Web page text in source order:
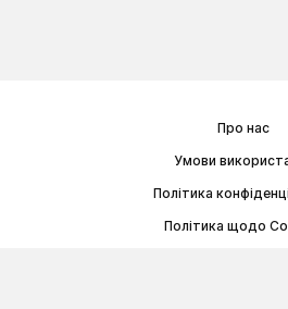
Про нас
Умови
Політика
Політика щодо